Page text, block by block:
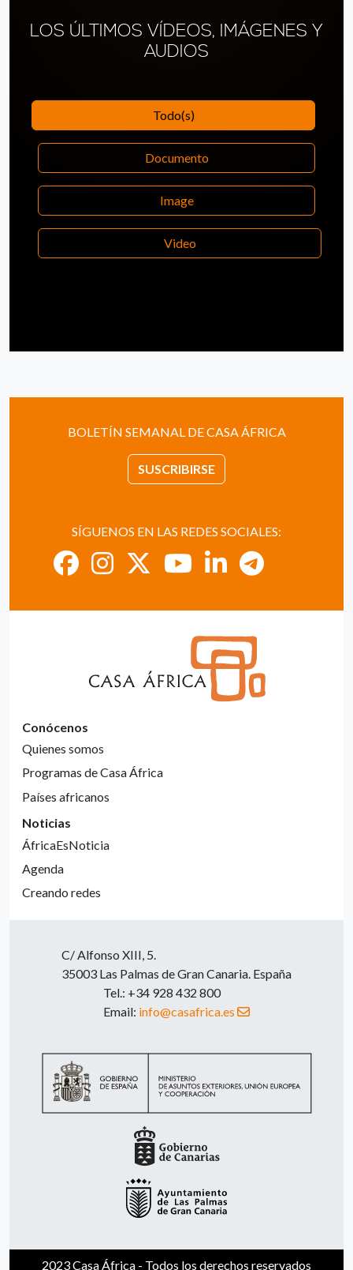
LOS ÚLTIMOS VÍDEOS, IMÁGENES Y
AUDIOS
Todo(s)
Documento
Image
Video
BOLETÍN SEMANAL DE CASA ÁFRICA
SUSCRIBIRSE
SÍGUENOS EN LAS REDES SOCIALES:
Conócenos
Quienes somos
Programas de Casa África
Países africanos
Noticias
ÁfricaEsNoticia
Agenda
Creando redes
C/ Alfonso XIII, 5.
35003 Las Palmas de Gran Canaria. España
Tel.: +34 928 432 800
Email: info@casafrica.es
2023 Casa África - Todos los derechos reservados